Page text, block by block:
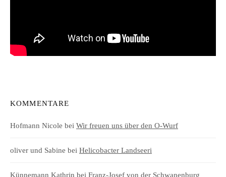
KOMMENTARE
Hofmann Nicole bei Wir freuen uns über den O-Wurf
oliver und Sabine bei Helicobacter Landseeri
Künnemann Kathrin bei Franz-Josef von der Schwanenburg